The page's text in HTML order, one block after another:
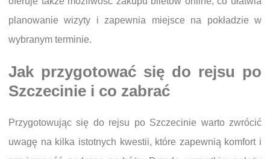
planowanie wizyty i zapewnia miejsce na pokładzie w
wybranym terminie.
Jak przygotować się do rejsu po
Szczecinie i co zabrać
Przygotowując się do rejsu po Szczecinie warto zwrócić
uwagę na kilka istotnych kwestii, które zapewnią komfort i